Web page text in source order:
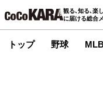
観る､知る､楽
に届ける総合
トップ 野球